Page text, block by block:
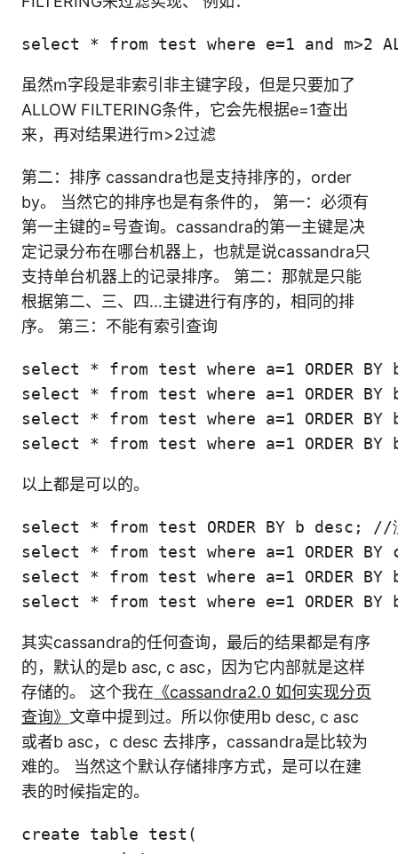
select * from test where e=1 and m>2
虽然m字段是非索引非主键字段，但是只要加了
ALLOW FILTERING条件，它会先根据e=1查出
来，再对结果进行m>2过滤
第二：排序 cassandra也是支持排序的，order
by。 当然它的排序也是有条件的， 第一：必须有
第一主键的=号查询。cassandra的第一主键是决
定记录分布在哪台机器上，也就是说cassandra只
支持单台机器上的记录排序。 第二：那就是只能
根据第二、三、四…主键进行有序的，相同的排
序。 第三：不能有索引查询
select * from test where a=1 ORDER BY
select * from test where a=1 ORDER
select * from test where a=1 ORDER BY
select * from test where a=1 ORDER
以上都是可以的。
select * from test ORDER BY b desc; //没
select * from test where a=1 ORDER BY c
select * from test where a=1 ORDER BY
select * from test where e=1 ORDER BY
其实cassandra的任何查询，最后的结果都是有序
的，默认的是b asc, c asc，因为它内部就是这样
存储的。 这个我在 《cassandra2.0 如何实现分页
查询》 文章中提到过。所以你使用b desc, c asc
或者b asc，c desc 去排序，cassandra是比较为
难的。 当然这个默认存储排序方式，是可以在建
表的时候指定的。
create table test(